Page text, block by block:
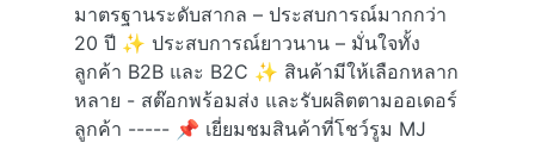
มาตรฐานระดับสากล – ประสบการณ์มากกว่า
20 ปี ✨ ประสบการณ์ยาวนาน – มั่นใจทั้ง
ลูกค้า B2B และ B2C ✨ สินค้ามีให้เลือกหลาก
หลาย - สต๊อกพร้อมส่ง และรับผลิตตามออเดอร์
ลูกค้า ----- 📌 เยี่ยมชมสินค้าที่โชว์รูม MJ